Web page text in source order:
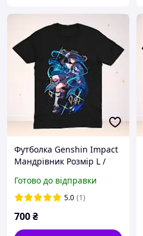
Футболка Genshin Impact
Мандрівник Розмір L /
Імпакт
Готово до відправки
5.0 (1)
700₴